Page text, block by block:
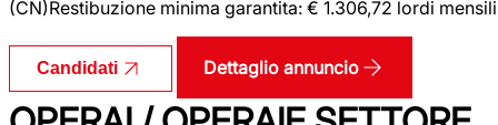
(CN)Restibuzione minima garantita: € 1.306,72 lordi mensili
Candidati Dettaglio annuncio